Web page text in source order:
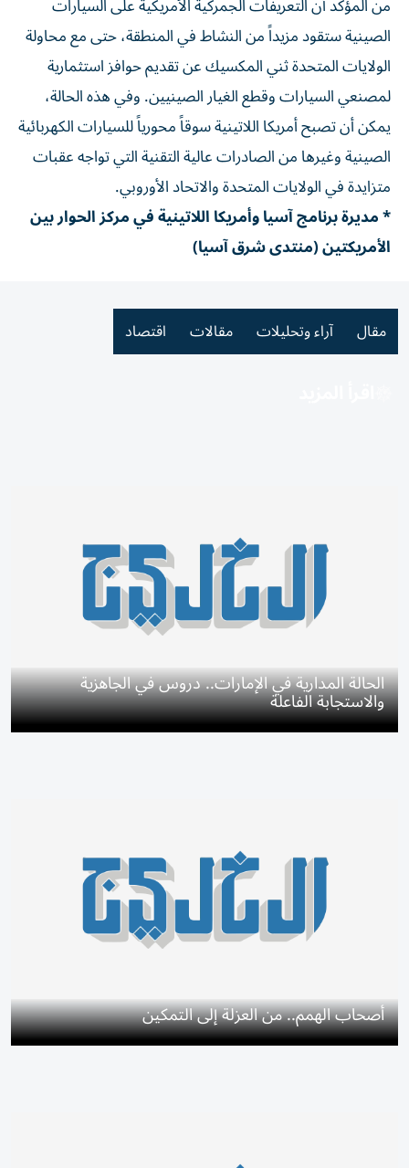
الصينية ستقود مزيداً من النشاط في المنطقة، حتى مع محاولة
الولايات المتحدة ثني المكسيك عن تقديم حوافز استثمارية
لمصنعي السيارات وقطع الغيار الصينيين. وفي هذه الحالة،
يمكن أن تصبح أمريكا اللاتينية سوقاً محورياً للسيارات الكهربائية
الصينية وغيرها من الصادرات عالية التقنية التي تواجه عقبات
متزايدة في الولايات المتحدة والاتحاد الأوروبي.
* مديرة برنامج آسيا وأمريكا اللاتينية في مركز الحوار بين
الأمريكتين (منتدى شرق آسيا)
مقال آراء وتحليلات مقالات اقتصاد
الحالة المدارية في الإمارات.. دروس في الجاهزية
والاستجابة الفاعلة
أصحاب الهمم.. من العزلة إلى التمكين